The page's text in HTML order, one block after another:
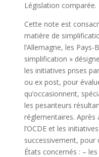
Législation comparée.
Cette note est
matière de
l’Allemagne, les
simplification »
les initiatives prises
ou ex post, pour
qu’occasionnent,
les pesanteurs
réglementaires. Après
l’OCDE et les
successivement, pour
États concernés : –